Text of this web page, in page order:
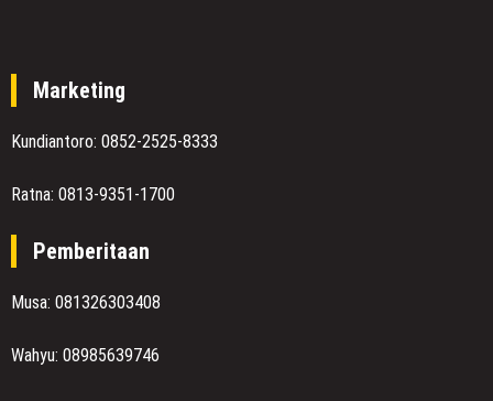
Marketing
Kundiantoro: 0852-2525-8333
Ratna: 0813-9351-1700
Pemberitaan
Musa: 081326303408
Wahyu: 08985639746